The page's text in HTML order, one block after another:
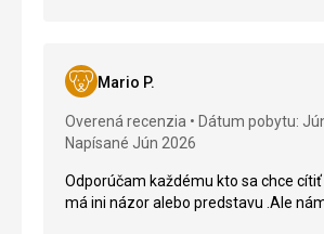
Služby
Cena
Pláž
Mario P.
Overená recenzia
Dátum pobytu:
Napísané Jún 2026
Odporúčam každému kto sa chce
má ini názor alebo predstavu .Ale